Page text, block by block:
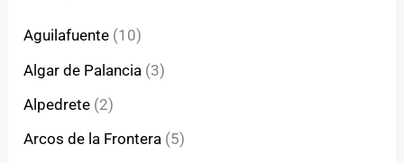
Aguilafuente (10)
Algar de Palancia (3)
Alpedrete (2)
Arcos de la Frontera (5)